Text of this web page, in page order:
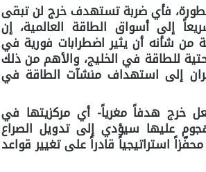
فأي ضربة تستهدف خرج لن تبقى
إلى أسواق الطاقة العالمية، إن
من شأنه أن يثير اضطرابات فورية في
للطاقة في الخليج، والأهم من ذلك
إلى استهداف منشآت الطاقة في
خرج هدفاً مغرياً- أي مركزيتها في
عليها سيؤدي إلى تدويل الصراع
استراتيجياً قادراً على تغيير قواعد